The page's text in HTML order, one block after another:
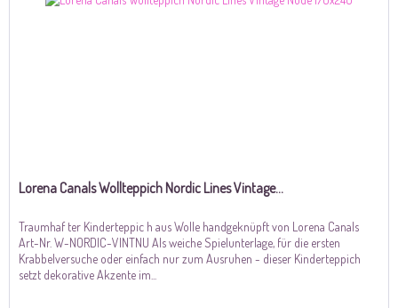
Lorena Canals Wollteppich Nordic Lines Vintage...
Traumhaf ter Kinderteppic h aus Wolle handgeknüpft von Lorena Canals
Art-Nr. W-NORDIC-VINTNU Als weiche Spielunterlage, für die ersten
Krabbelversuche oder einfach nur zum Ausruhen - dieser Kinderteppich
setzt dekorative Akzente im...